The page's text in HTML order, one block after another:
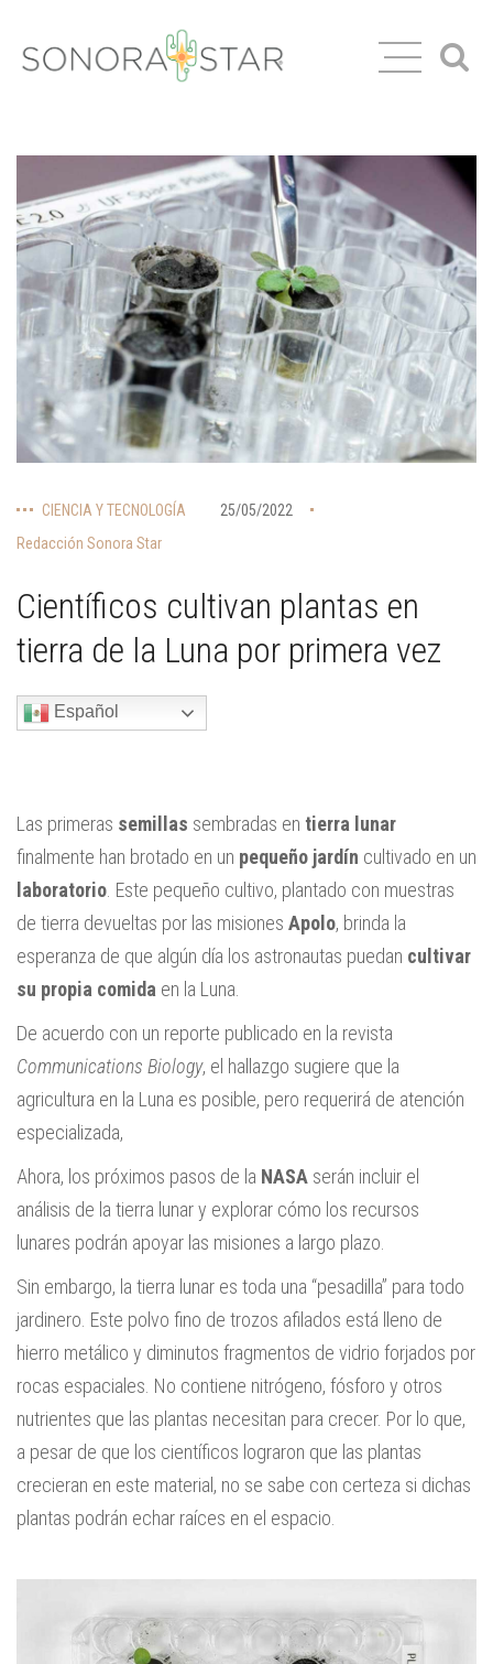
CIENCIA Y TECNOLOGÍA
25/05/2022
Redacción Sonora Star
Científicos cultivan plantas en
tierra de la Luna por primera vez
Español
Las primeras semillas sembradas en tierra lunar
finalmente han brotado en un pequeño jardín cultivado en un
laboratorio . Este pequeño cultivo, plantado con muestras
de tierra devueltas por las misiones Apolo, brinda la
esperanza de que algún día los astronautas puedan cultivar
su propia comida en la Luna.
De acuerdo con un reporte publicado en la revista
Communications Biology, el hallazgo sugiere que la
agricultura en la Luna es posible, pero requerirá de atención
especializada,
Ahora, los próximos pasos de la NASA serán incluir el
análisis de la tierra lunar y explorar cómo los recursos
lunares podrán apoyar las misiones a largo plazo.
Sin embargo, la tierra lunar es toda una “pesadilla” para todo
jardinero. Este polvo fino de trozos afilados está lleno de
hierro metálico y diminutos fragmentos de vidrio forjados por
rocas espaciales. No contiene nitrógeno, fósforo y otros
nutrientes que las plantas necesitan para crecer. Por lo que,
a pesar de que los científicos lograron que las plantas
crecieran en este material, no se sabe con certeza si dichas
plantas podrán echar raíces en el espacio.